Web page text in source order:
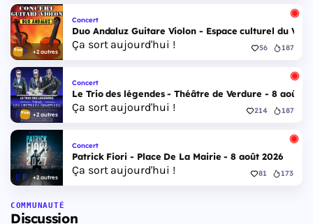
+2 autres
Concert
Duo Andaluz Guitare Violon - Espace culturel du
Ça sort aujourd'hui ! 56 187
+2 autres
Concert
Le Trio des légendes - Théâtre de Verdure - 8 août
Ça sort aujourd'hui ! 214 187
+2 autres
Concert
Patrick Fiori - Place De La Mairie - 8 août 2026
Ça sort aujourd'hui ! 81 173
COMMUNAUTÉ
Discussion